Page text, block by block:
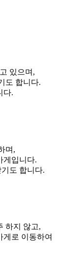
있으며,
도 합니다.
다.
며,
게입니다.
도 합니다.
하지 않고,
게로 이동하여